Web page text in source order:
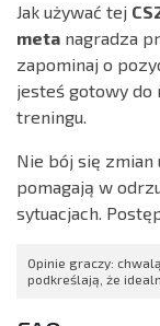
Jak używać tej
meta nagradza
zapominaj o
jesteś gotowy do
treningu.
Nie bój się zmian
pomagają w
sytuacjach.
Opinie graczy:
podkreślają, że